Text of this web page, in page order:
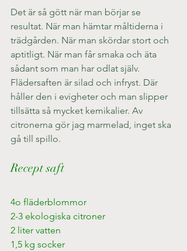
Det är så gött när man börjar se
resultat. När man hämtar måltiderna i
trädgården. När man skördar stort och
aptitligt. När man får smaka och äta
sådant som man har odlat själv.
Flädersaften är silad och infryst. Där
håller den i evigheter och man slipper
tillsätta så mycket kemikalier. Av
citronerna gör jag marmelad, inget ska
gå till spillo.
Recept saft
4o fläderblommor
2-3 ekologiska citroner
2 liter vatten
1,5 kg socker